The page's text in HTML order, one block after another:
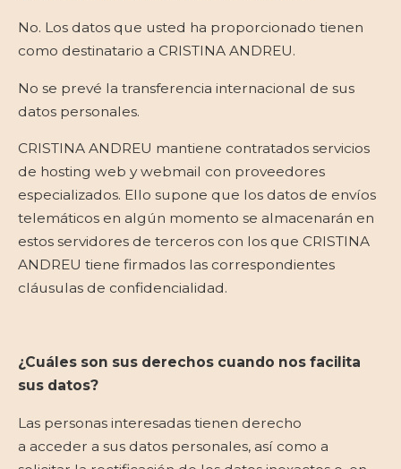
No. Los datos que usted ha proporcionado tienen
como destinatario a CRISTINA ANDREU.
No se prevé la transferencia internacional de sus
datos personales.
CRISTINA ANDREU mantiene contratados servicios
de hosting web y webmail con proveedores
especializados. Ello supone que los datos de envíos
telemáticos en algún momento se almacenarán en
estos servidores de terceros con los que CRISTINA
ANDREU tiene firmados las correspondientes
cláusulas de confidencialidad.
¿Cuáles son sus derechos cuando nos facilita
sus datos?
Las personas interesadas tienen derecho
a acceder a sus datos personales, así como a